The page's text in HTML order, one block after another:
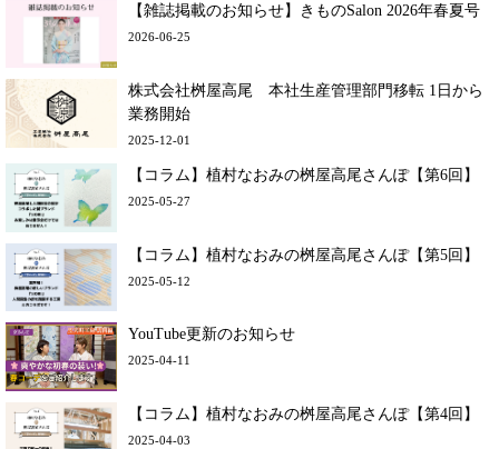
【雑誌掲載のお知らせ】きものSalon 2026年春夏号
2026-06-25
株式会社桝屋高尾 本社生産管理部門移転 1日から
業務開始
2025-12-01
【コラム】植村なおみの桝屋高尾さんぽ【第6回】
2025-05-27
【コラム】植村なおみの桝屋高尾さんぽ【第5回】
2025-05-12
YouTube更新のお知らせ
2025-04-11
【コラム】植村なおみの桝屋高尾さんぽ【第4回】
2025-04-03